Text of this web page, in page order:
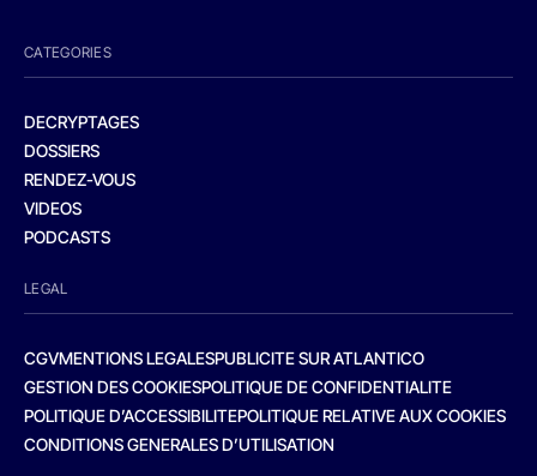
CATEGORIES
DECRYPTAGES
DOSSIERS
RENDEZ-VOUS
VIDEOS
PODCASTS
LEGAL
CGVMENTIONS LEGALESPUBLICITE SUR ATLANTICO
GESTION DES COOKIESPOLITIQUE DE CONFIDENTIALITE
POLITIQUE D’ACCESSIBILITEPOLITIQUE RELATIVE AUX COOKIES
CONDITIONS GENERALES D’UTILISATION